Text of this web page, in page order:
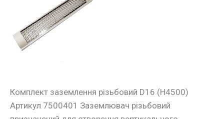
Комплект заземлення різьбовий D16 (H4500)
Артикул 7500401 Заземлювач різьбовий